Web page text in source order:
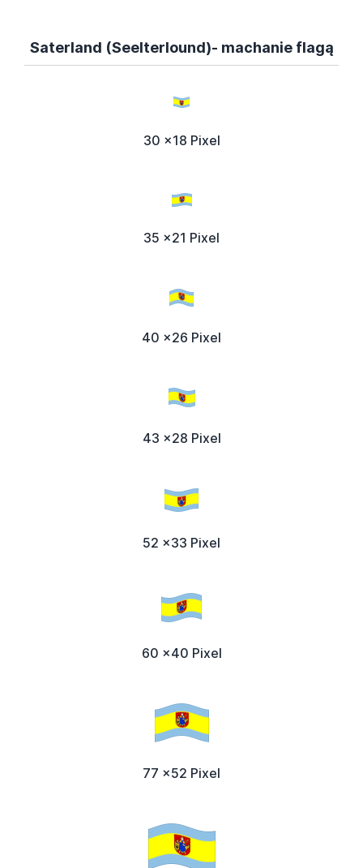
Saterland (Seelterlound)- machanie flagą
30 x18 Pixel
35 x21 Pixel
40 x26 Pixel
43 x28 Pixel
52 x33 Pixel
60 x40 Pixel
77 x52 Pixel